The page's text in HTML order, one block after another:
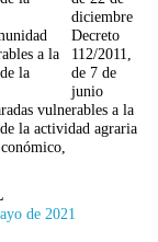
diciembre
a la
la
Decreto
112/2011,
de 7 de
junio
vulnerables a la
la actividad agraria
de 2021